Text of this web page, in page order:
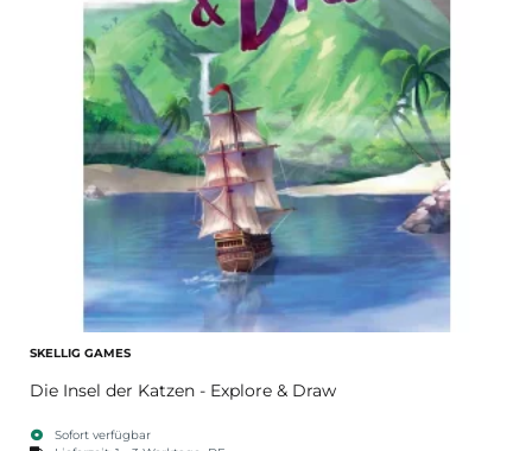
SKELLIG GAMES
Die Insel der Katzen - Explore & Draw
Sofort verfügbar